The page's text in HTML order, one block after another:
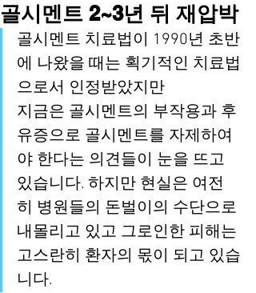
골시멘트 2~3년 뒤 재압박
골시멘트 치료법이 1990년 초반
에 나왔을 때는 획기적인 치료법
으로서 인정받았지만
지금은 골시멘트의 부작용과 후
유증으로 골시멘트를 자제하여
야 한다는 의견들이 눈을 뜨고
있습니다. 하지만 현실은 여전
히 병원들의 돈벌이의 수단으로
내몰리고 있고 그로인한 피해는
고스란히 환자의 몫이 되고 있습
니다.